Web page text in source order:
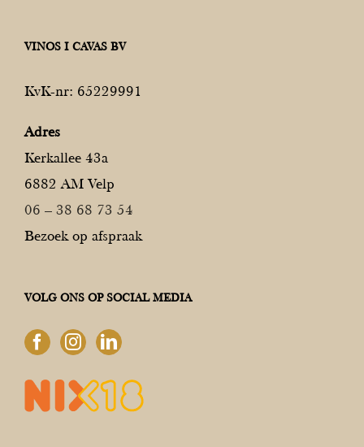
VINOS I CAVAS BV
KvK-nr: 65229991
Adres
Kerkallee 43a
6882 AM Velp
06 – 38 68 73 54
Bezoek op afspraak
VOLG ONS OP SOCIAL MEDIA